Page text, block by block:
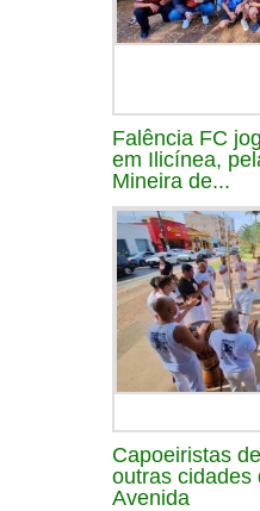
Falência FC
em Ilicínea,
Mineira de...
Capoeiristas
outras cidades
Avenida